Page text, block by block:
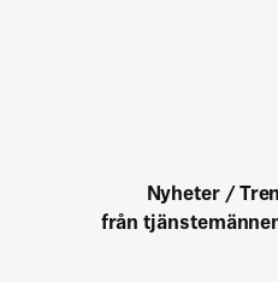
Nyheter /
från